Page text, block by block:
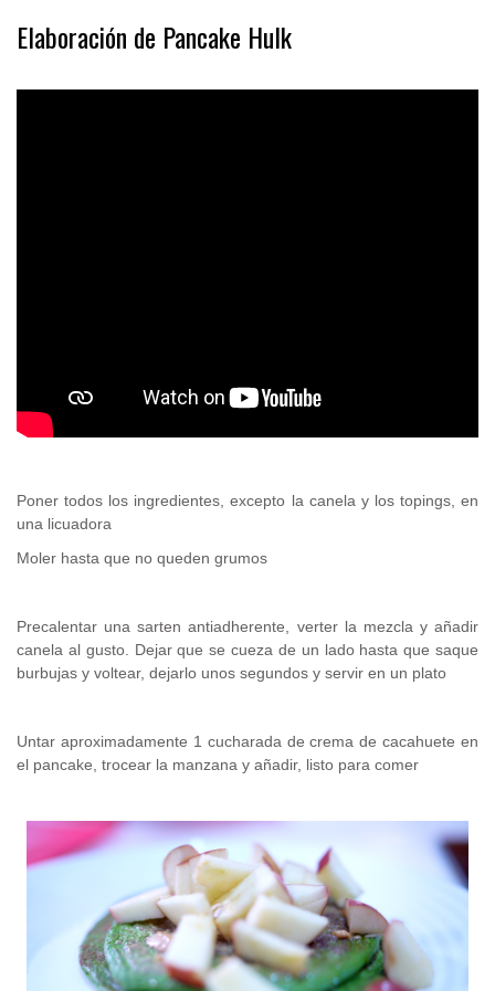
Elaboración de Pancake Hulk
Poner todos los ingredientes, excepto la canela y los topings, en
una licuadora
Moler hasta que no queden grumos
Precalentar una sarten antiadherente, verter la mezcla y añadir
canela al gusto. Dejar que se cueza de un lado hasta que saque
burbujas y voltear, dejarlo unos segundos y servir en un plato
Untar aproximadamente 1 cucharada de crema de cacahuete en
el pancake, trocear la manzana y añadir, listo para comer